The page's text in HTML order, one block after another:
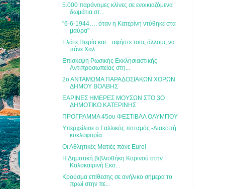
5.000 παράνομες κλίνες σε ενοικιαζόμενα
δωμάτια στ...
"6-6-1944…. όταν η Κατερίνη ντύθηκε στα
μαύρα"
Ελάτε Πιερία και....αφήστε τους άλλους να
πάνε Χαλ...
Επίσκεψη Ρωσικής Εκκλησιαστικής
Αντιπροσωπείας στη...
2ο ΑΝΤΑΜΩΜΑ ΠΑΡΑΔΟΣΙΑΚΩΝ ΧΟΡΩΝ
ΔΗΜΟΥ ΒΟΛΒΗΣ
ΕΑΡΙΝΕΣ ΗΜΕΡΕΣ ΜΟΥΣΩΝ ΣΤΟ 3Ο
ΔΗΜΟΤΙΚΟ ΚΑΤΕΡΙΝΗΣ
ΠΡΟΓΡΑΜΜΑ 45ου ΦΕΣΤΙΒΑΛ ΟΛΥΜΠΟΥ
Υπερχείλισε ο Γαλλικός ποταμός -Διακοπή
κυκλοφορία...
Οι Αθλητικές Ματιές πάνε Euro!
Η Δημοτική βιβλιοθήκη Κορινού στην
Καλοκαιρινή Εκσ...
Κρούσμα επίθεσης σε ανήλικο σήμερα το
πρωί στην πε...